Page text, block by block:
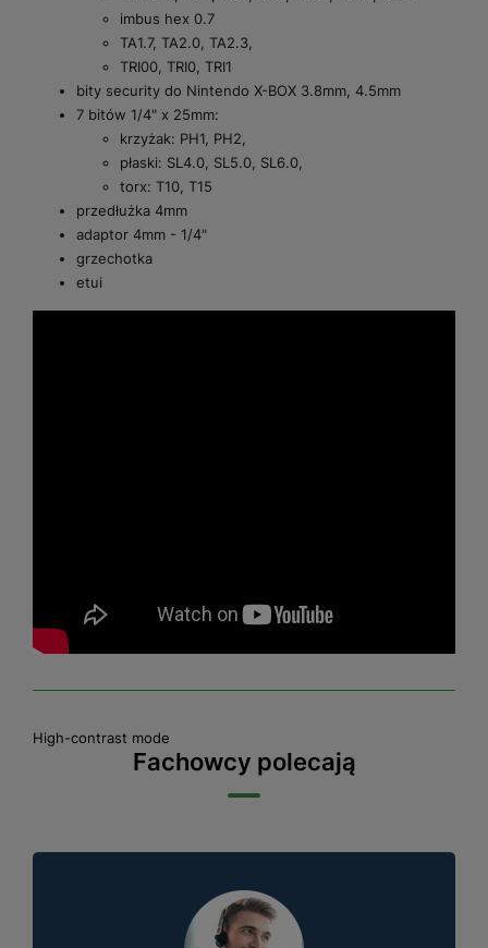
imbus hex 0.7
TA1.7, TA2.0, TA2.3,
TRI00, TRI0, TRI1
bity security do Nintendo X-BOX 3.8mm, 4.5mm
7 bitów 1/4" x 25mm:
krzyżak: PH1, PH2,
płaski: SL4.0, SL5.0, SL6.0,
torx: T10, T15
przedłużka 4mm
adaptor 4mm - 1/4"
grzechotka
etui
High-contrast mode
Fachowcy polecają